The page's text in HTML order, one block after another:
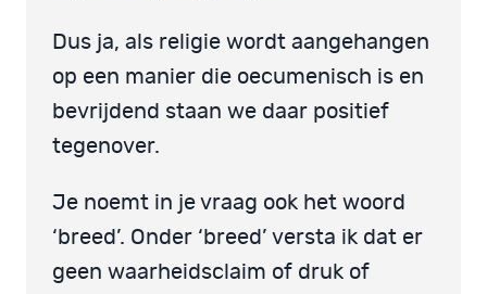
Dus ja, als religie wordt aangehangen
op een manier die oecumenisch is en
bevrijdend staan we daar positief
tegenover.
Je noemt in je vraag ook het woord
‘breed’. Onder ‘breed’ versta ik dat er
geen waarheidsclaim of druk of